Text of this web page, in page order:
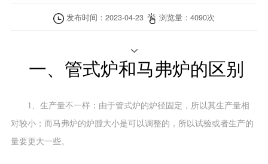
2023-04-23
一、管式炉和马弗炉的区别
1、生产量不一样：由于管式炉的炉径固定，所以其生产量相
对较小；而马弗炉的炉膛大小是可以调整的，所以试验或者生产的
量要更大一些。